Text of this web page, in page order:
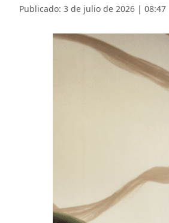
Publicado: 3 de julio de 2026 | 08:47